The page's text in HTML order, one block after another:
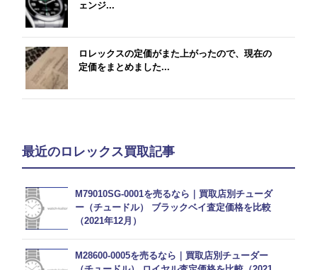
ェンジ...
ロレックスの定価がまた上がったので、現在の
定価をまとめました...
最近のロレックス買取記事
M79010SG-0001を売るなら｜買取店別チューダ
ー（チュードル） ブラックベイ査定価格を比較
（2021年12月）
M28600-0005を売るなら｜買取店別チューダー